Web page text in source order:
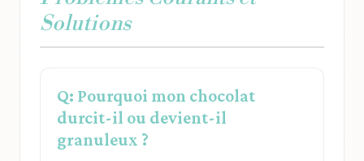
Solutions
Q: Pourquoi mon chocolat
durcit-il ou devient-il
granuleux ?